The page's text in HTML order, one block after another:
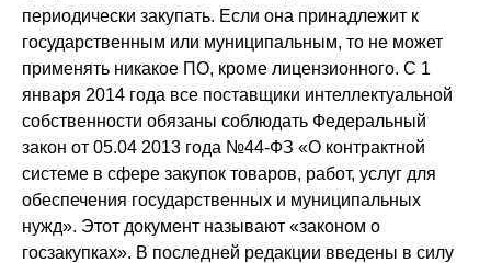
периодически закупать. Если она принадлежит к
государственным или муниципальным, то не может
применять никакое ПО, кроме лицензионного. С 1
января 2014 года все поставщики интеллектуальной
собственности обязаны соблюдать Федеральный
закон от 05.04 2013 года №44-ФЗ «О контрактной
системе в сфере закупок товаров, работ, услуг для
обеспечения государственных и муниципальных
нужд». Этот документ называют «законом о
госзакупках». В последней редакции введены в силу